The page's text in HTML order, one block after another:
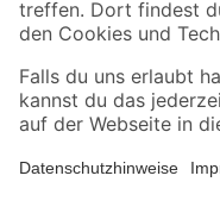
Alle Preisangaben in EUR inkl.
Umständen nicht in allen Märkten
Produkte nur solange der Vorrat reicht.
*Paketversand ab 59 €